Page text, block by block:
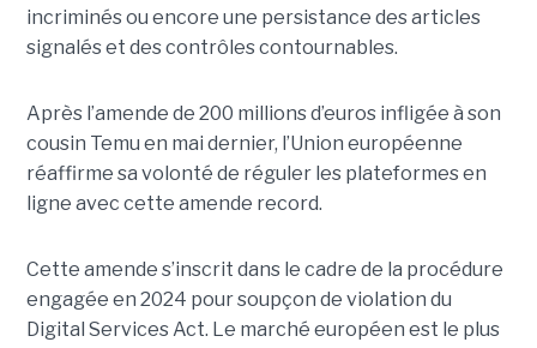
incriminés ou encore une persistance des articles
signalés et des contrôles contournables.
Après l’amende de 200 millions d’euros infligée à son
cousin Temu en mai dernier, l’Union européenne
réaffirme sa volonté de réguler les plateformes en
ligne avec cette amende record.
Cette amende s’inscrit dans le cadre de la procédure
engagée en 2024 pour soupçon de violation du
Digital Services Act. Le marché européen est le plus